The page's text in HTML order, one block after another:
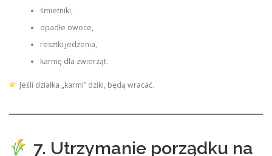
śmietniki,
opadłe owoce,
resztki jedzenia,
karmę dla zwierząt.
Jeśli działka „karmi” dziki, będą wracać.
7. Utrzymanie porządku na